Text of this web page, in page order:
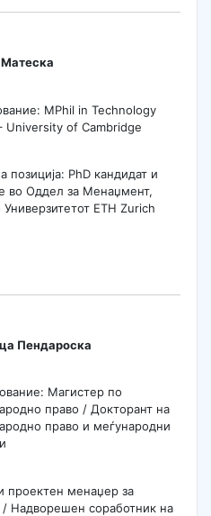
MPhil in Technology
University of Cambridge
позиција: PhD кандидат и
во Оддел за Менаџмент,
ETH Zurich
Пендароска
Магистер по
право / Докторант на
право и меѓународни
проектен менаџер за
/ Надворешен соработник на